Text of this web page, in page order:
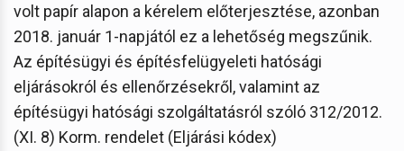
volt papír alapon a kérelem előterjesztése, azonban
2018. január 1-napjától ez a lehetőség megszűnik.
Az építésügyi és építésfelügyeleti hatósági
eljárásokról és ellenőrzésekről, valamint az
építésügyi hatósági szolgáltatásról szóló 312/2012.
(XI. 8) Korm. rendelet (Eljárási kódex)